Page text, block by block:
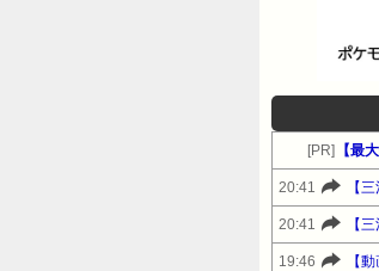
[PR] 【最
20:41 【
20:41 【
19:46 【